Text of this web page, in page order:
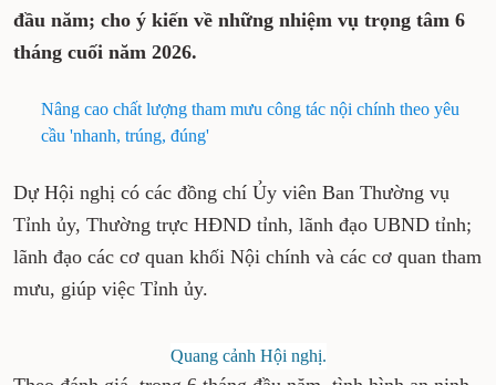
đầu năm; cho ý kiến về những nhiệm vụ trọng tâm 6
tháng cuối năm 2026.
Nâng cao chất lượng tham mưu công tác nội chính theo yêu
cầu 'nhanh, trúng, đúng'
Dự Hội nghị có các đồng chí Ủy viên Ban Thường vụ
Tỉnh ủy, Thường trực HĐND tỉnh, lãnh đạo UBND tỉnh;
lãnh đạo các cơ quan khối Nội chính và các cơ quan tham
mưu, giúp việc Tỉnh ủy.
Quang cảnh Hội nghị.